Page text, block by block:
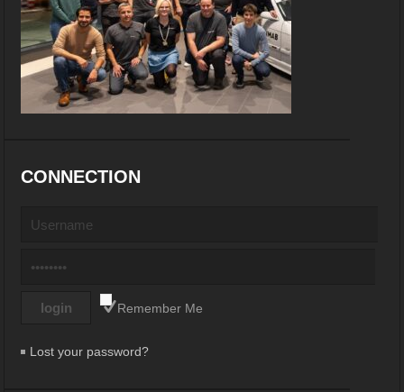
CONNECTION
Remember Me
Lost your password?